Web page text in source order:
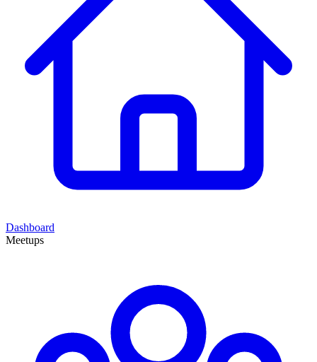
Dashboard
Meetups